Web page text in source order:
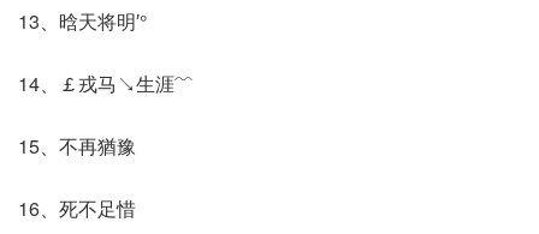
13、晗天将明′°
14、￡戎马↘生涯﹌
15、不再猶豫
16、死不足惜